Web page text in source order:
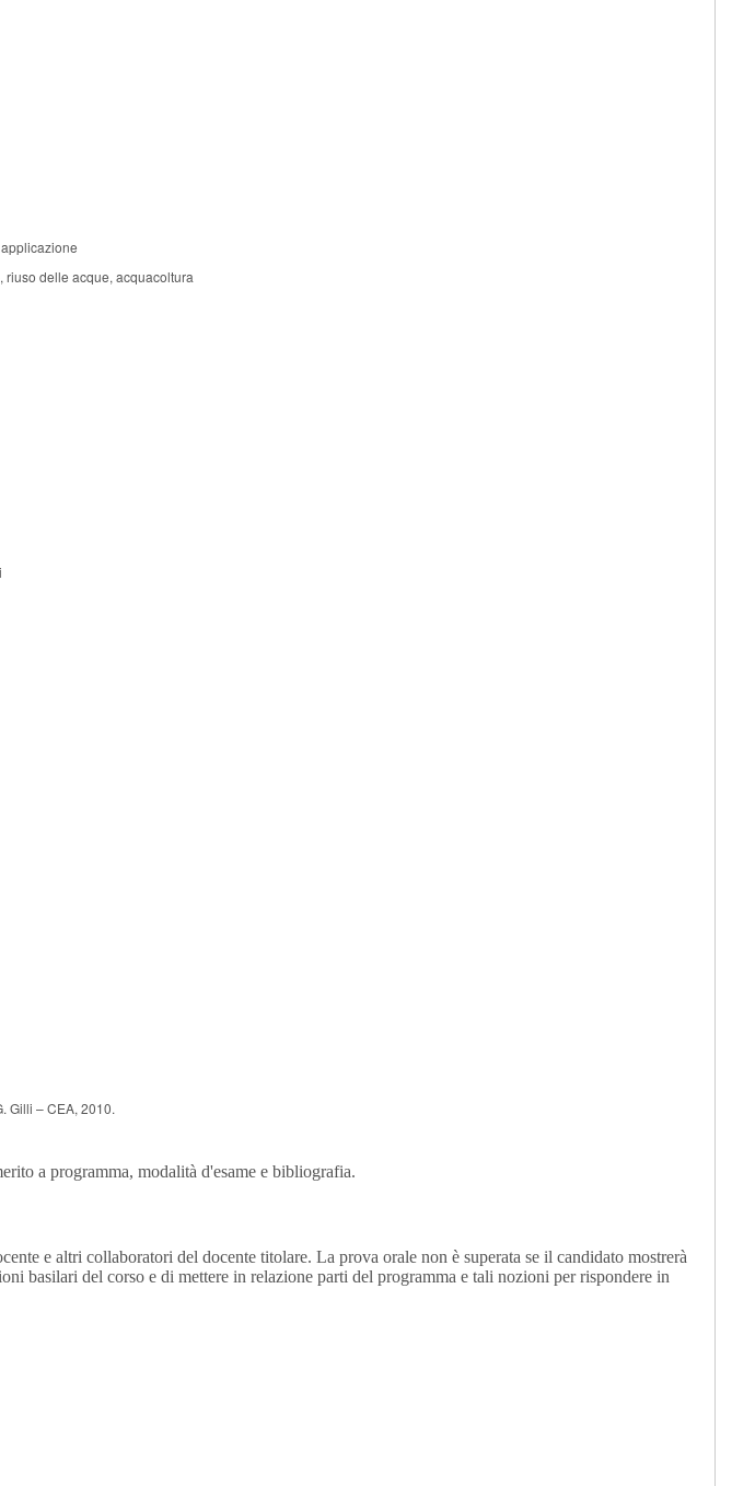
delle acque, acquacoltura
Gilli – CEA, 2010.
a programma, modalità d'esame e bibliografia.
e altri collaboratori del docente titolare. La prova orale non è superata se il candidato mostrerà
basilari del corso e di mettere in relazione parti del programma e tali nozioni per rispondere in